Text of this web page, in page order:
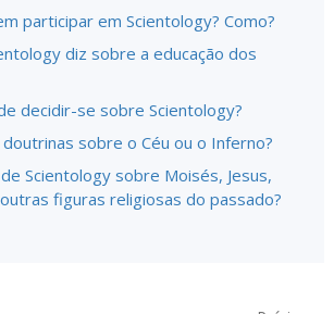
participar em Scientology? Como?
diz sobre a educação dos
decidir-se sobre Scientology?
sobre o Céu ou o Inferno?
Scientology sobre Moisés, Jesus,
figuras religiosas do passado?